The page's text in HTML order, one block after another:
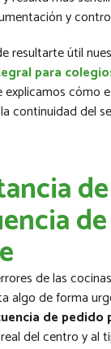
y
resultarte útil
para
explicamos cómo
continuidad del
de las
algo de forma
de pedido
del centro y al